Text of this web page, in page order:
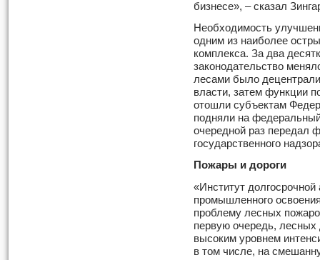
бизнесе», – сказал
Необходимость
одним из наиболее
комплекса. За два
законодательство
лесами было
власти, затем функции
отошли субъектам
подняли на
очередной раз передал
государственного
Пожары и дороги
«Институт
промышленного
проблему лесных
первую очередь, лесных
высоким уровнем
в том числе, на